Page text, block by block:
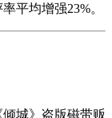
平均增强23%。
城》盗版磁带贩